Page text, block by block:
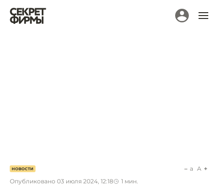
НОВОСТИ
Опубликовано 03 июля 2024, 12:18 1 мин.
a A